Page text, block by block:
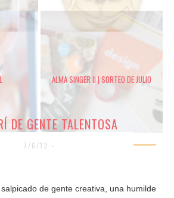
ALMA SINGER II | SORTEO DE JULIO
DE GENTE TALENTOSA
7/6/12 -
de gente creativa, una humilde